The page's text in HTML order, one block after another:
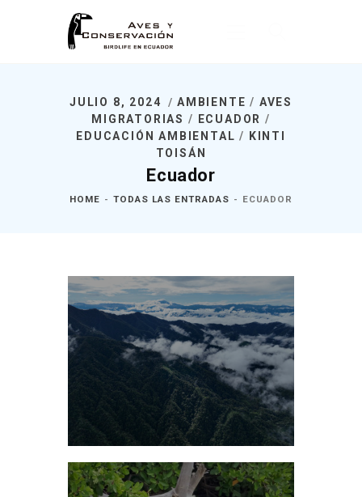
JULIO 8, 2024 AMBIENTE / AVES
MIGRATORIAS / ECUADOR /
EDUCACIÓN AMBIENTAL /
KINTI
TOISÁN
Ecuador
HOME TODAS LAS ENTRADAS ECUADOR
Inicio
Nosotros
¿Qué Hacemos?
Noticias